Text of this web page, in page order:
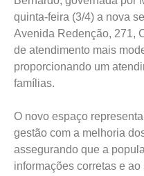
quinta-feira (3/4) a nova
Avenida Redenção, 271,
de atendimento mais
proporcionando um
famílias.
O novo espaço
gestão com a melhoria
assegurando que a
informações corretas e